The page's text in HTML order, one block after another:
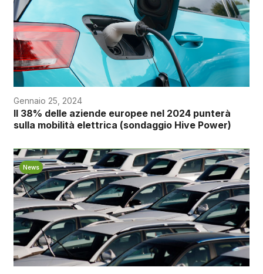
Gennaio 25, 2024
Il 38% delle aziende europee nel 2024 punterà
sulla mobilità elettrica (sondaggio Hive Power)
News